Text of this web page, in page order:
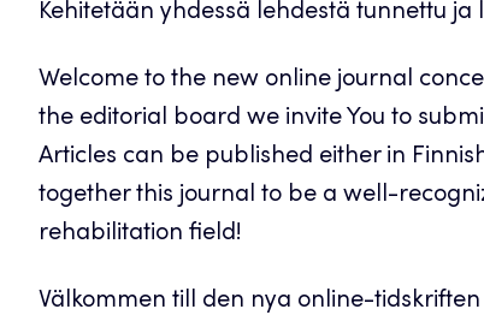
Kehitetään yhdessä lehdestä tunnettu
Welcome to the new online journal
the editorial board we invite You to
Articles can be published either in
together this journal to be a well-
rehabilitation field!
Välkommen till den nya online-